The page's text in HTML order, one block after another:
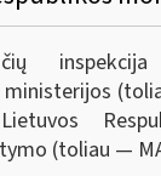
ministerijos
(toliau —